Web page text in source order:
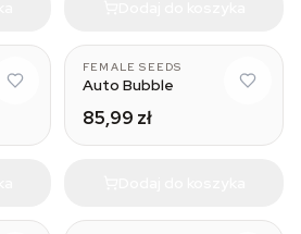
FEMALE SEEDS
Auto Bubble
85,99 zł